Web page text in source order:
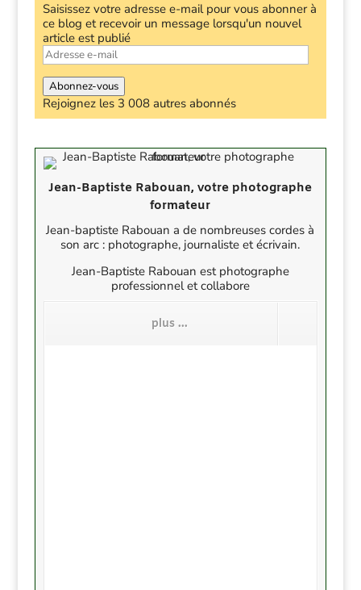
Saisissez votre adresse e-mail pour vous abonner à
ce blog et recevoir un message lorsqu'un nouvel
article est publié
Adresse
e-
mail
Abonnez-vous
Rejoignez les 3 008 autres abonnés
Jean-Baptiste Rabouan, votre photographe
formateur
Jean-baptiste Rabouan a de nombreuses cordes à
son arc : photographe, journaliste et écrivain.
Jean-Baptiste Rabouan est photographe
professionnel et collabore
plus ...